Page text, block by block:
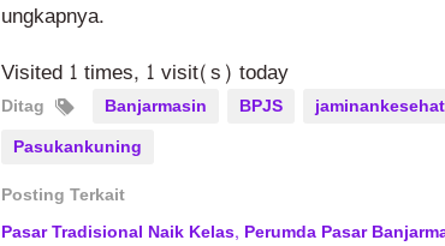
ungkapnya.
Visited 1 times, 1 visit(s) today
Ditag Banjarmasin BPJS
Pasukankuning
Posting Terkait
Pasar Tradisional Naik Kelas, Perumda Pasar